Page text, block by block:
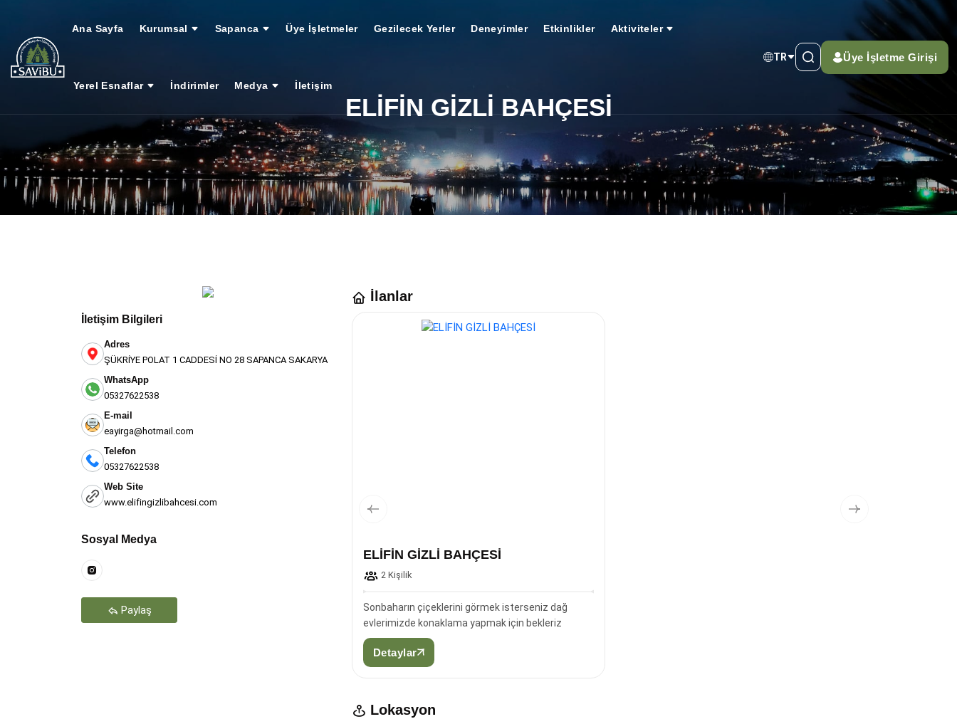
Ana Sayfa Kurumsal Sapanca Üye İşletmeler Gezilecek Yerler Deneyimler Etkinlikler Aktiviteler
Yerel Esnaflar İndirimler Medya İletişim
TR Üye İşletme Girişi
ELİFİN GİZLİ BAHÇESİ
İletişim Bilgileri
Adres
ŞÜKRİYE POLAT 1 CADDESİ NO 28 SAPANCA SAKARYA
WhatsApp
05327622538
E-mail
eayirga@hotmail.com
Telefon
05327622538
Web Site
www.elifingizlibahcesi.com
Sosyal Medya
Paylaş
Teşekkür Ederiz
İlanlar
ELİFİN GİZLİ BAHÇESİ
2 Kişilik
Sonbaharın çiçeklerini görmek isterseniz dağ
evlerimizde konaklama yapmak için bekleriz
Detaylar
Lokasyon